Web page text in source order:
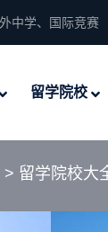
中学、国际竞赛
留学院校
> 留学院校大